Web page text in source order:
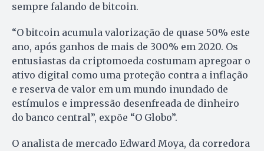
sempre falando de bitcoin.
“O bitcoin acumula valorização de quase 50% este
ano, após ganhos de mais de 300% em 2020. Os
entusiastas da criptomoeda costumam apregoar o
ativo digital como uma proteção contra a inflação
e reserva de valor em um mundo inundado de
estímulos e impressão desenfreada de dinheiro
do banco central”, expõe “O Globo”.
O analista de mercado Edward Moya, da corredora